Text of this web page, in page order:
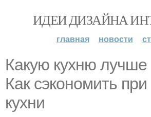
ИДЕИ ДИЗАЙНА
главная новости
Какую кухню лучше
Как сэкономить
кухни